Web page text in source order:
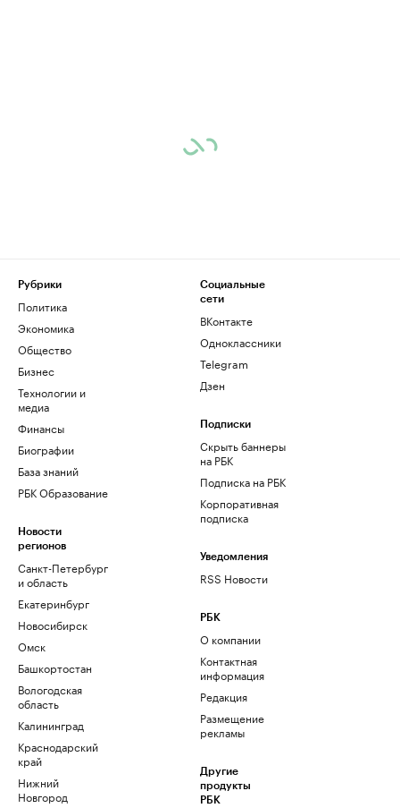
Рубрики
Политика
Экономика
Общество
Бизнес
Технологии и
медиа
Финансы
Биографии
База знаний
РБК Образование
Новости
регионов
Санкт-Петербург
и область
Екатеринбург
Новосибирск
Омск
Башкортостан
Вологодская
область
Калининград
Краснодарский
край
Нижний
Новгород
Социальные
сети
ВКонтакте
Одноклассники
Telegram
Дзен
Подписки
Скрыть баннеры
на РБК
Подписка на РБК
Корпоративная
подписка
Уведомления
RSS Новости
РБК
О компании
Контактная
информация
Редакция
Размещение
рекламы
Другие
продукты
РБК